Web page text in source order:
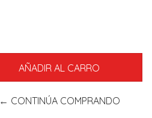
← CONTINÚA COMPRANDO